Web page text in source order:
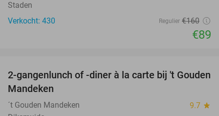
Staden
Verkocht: 430
Regulier €160
€89
32%
2-gangenlunch of -diner à la carte bij 't Gouden
Mandeken
´t Gouden Mandeken 9.7 star